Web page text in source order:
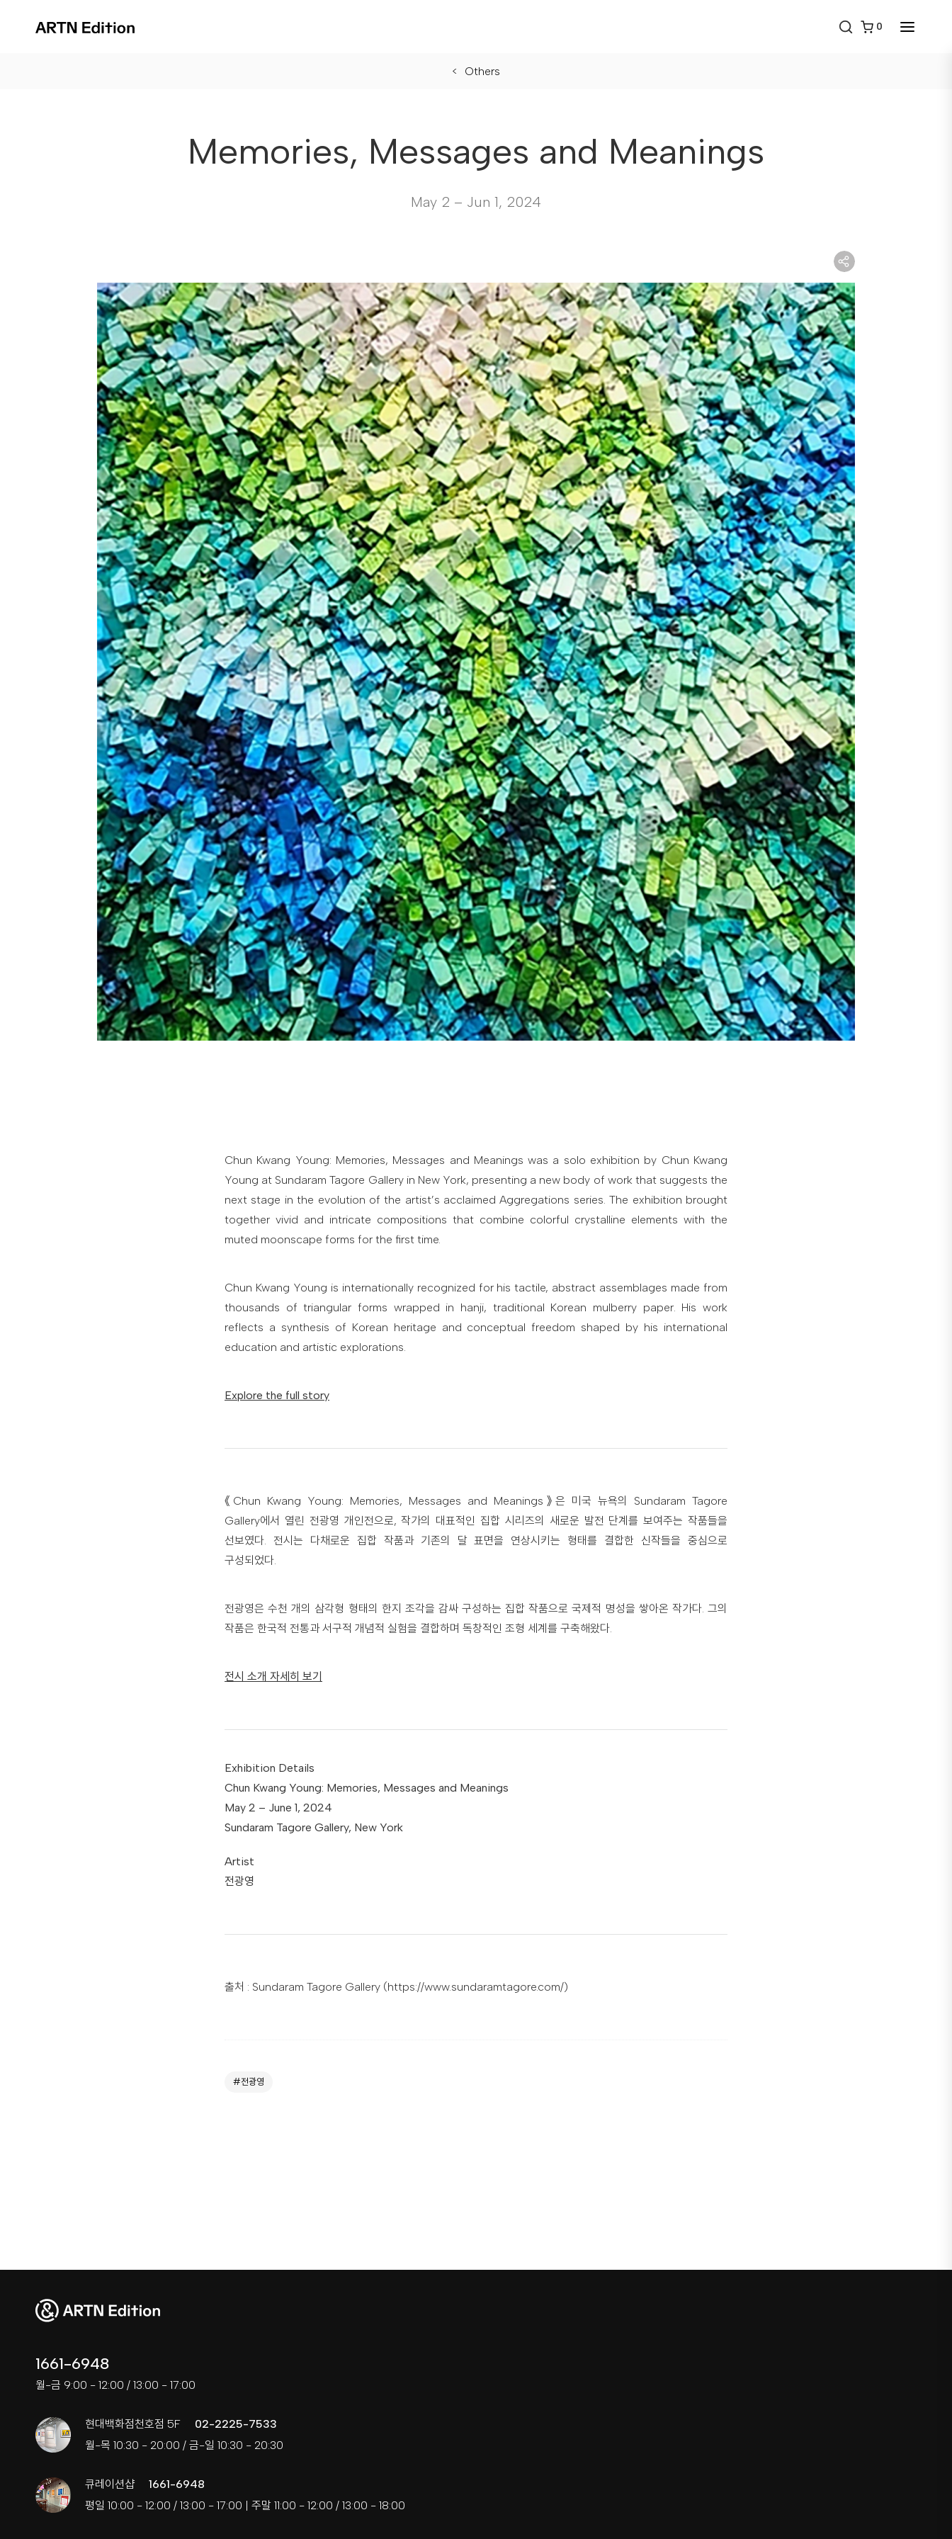
0
Others
Memories, Messages and Meanings
May 2 – Jun 1, 2024
Chun Kwang Young: Memories, Messages and Meanings was a solo exhibition by Chun Kwang
Young at Sundaram Tagore Gallery in New York, presenting a new body of work that suggests the
next stage in the evolution of the artist’s acclaimed Aggregations series. The exhibition brought
together vivid and intricate compositions that combine colorful crystalline elements with the
muted moonscape forms for the first time.
Chun Kwang Young is internationally recognized for his tactile, abstract assemblages made from
thousands of triangular forms wrapped in hanji, traditional Korean mulberry paper. His work
reflects a synthesis of Korean heritage and conceptual freedom shaped by his international
education and artistic explorations.
Explore the full story
《Chun Kwang Young: Memories, Messages and Meanings》은 미국 뉴욕의 Sundaram Tagore
Gallery에서 열린 전광영 개인전으로, 작가의 대표적인 집합 시리즈의 새로운 발전 단계를 보여주는 작품들을
선보였다. 전시는 다채로운 집합 작품과 기존의 달 표면을 연상시키는 형태를 결합한 신작들을 중심으로
구성되었다.
전광영은 수천 개의 삼각형 형태의 한지 조각을 감싸 구성하는 집합 작품으로 국제적 명성을 쌓아온 작가다. 그의
작품은 한국적 전통과 서구적 개념적 실험을 결합하며 독창적인 조형 세계를 구축해왔다.
전시 소개 자세히 보기
Exhibition Details
Chun Kwang Young: Memories, Messages and Meanings
May 2 – June 1, 2024
Sundaram Tagore Gallery, New York
Artist
전광영
출처 : Sundaram Tagore Gallery (https://www.sundaramtagore.com/)
#전광영
1661-6948
월-금 9:00 - 12:00 / 13:00 - 17:00
현대백화점천호점 5F
02-2225-7533
월-목 10:30 - 20:00 / 금-일 10:30 - 20:30
큐레이션샵
1661-6948
평일 10:00 - 12:00 / 13:00 - 17:00 | 주말 11:00 - 12:00 / 13:00 - 18:00